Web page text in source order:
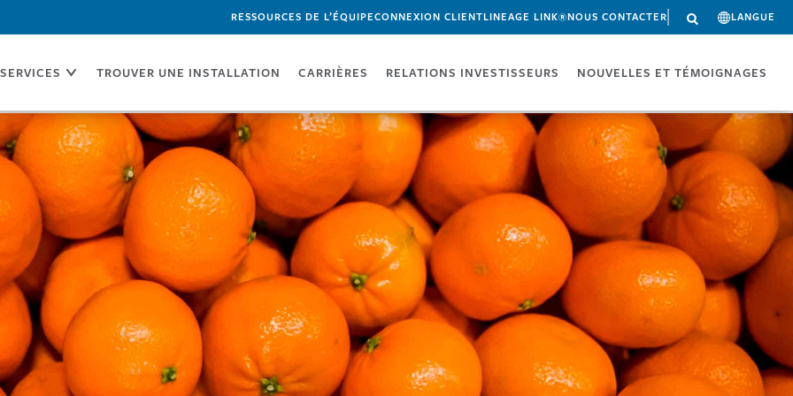
RESSOURCES DE L’ÉQUIPECONNEXION CLIENTLINEAGE LINK®NOUS CONTACTER LANGUE
SERVICES TROUVER UNE INSTALLATION CARRIÈRES RELATIONS INVESTISSEURS NOUVELLES ET TÉMOIGNAGES